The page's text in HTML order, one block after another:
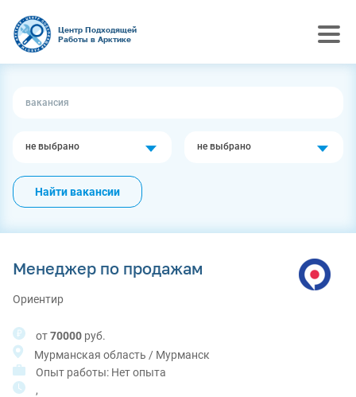
Центр Подходящей
Работы в Арктике
не выбрано не выбрано
Найти вакансии
Менеджер по продажам
Ориентир
от70000 руб.
Мурманская область / Мурманск
Опыт работы: Нет опыта
,